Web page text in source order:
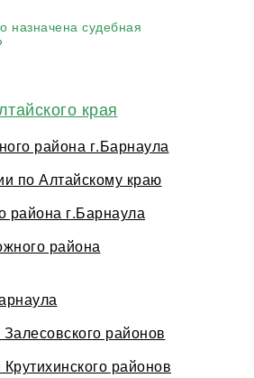
назначена судебная
края
района г.Барнаула
по Алтайскому краю
района г.Барнаула
района
районов
районов